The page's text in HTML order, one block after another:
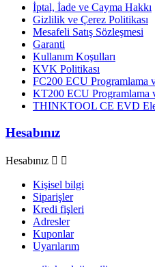
İptal, İade ve Cayma Hakkı
Gizlilik ve Çerez Politikası
Mesafeli Satış Sözleşmesi
Garanti
Kullanım Koşulları
KVK Politikası
FC200 ECU Programlama
KT200 ECU Programlama
THINKTOOL CE EVD
Hesabınız
Hesabınız  
Kişisel bilgi
Siparişler
Kredi fişleri
Adresler
Kuponlar
Uyarılarım